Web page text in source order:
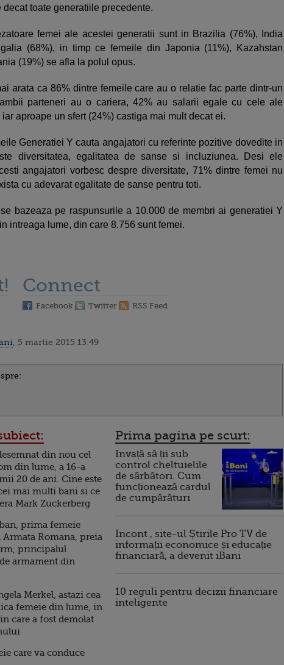
decat toate generatiile precedente.
femei ale acestei generatii sunt in Brazilia (76%), India
(68%), in timp ce femeile din Japonia (11%), Kazahstan
(19%) se afla la polul opus.
arata ca 86% dintre femeile care au o relatie fac parte dintr-un
parteneri au o cariera, 42% au salarii egale cu cele ale
aproape un sfert (24%) castiga mai mult decat ei.
Generatiei Y cauta angajatori cu referinte pozitive dovedite in
diversitatea, egalitatea de sanse si incluziunea. Desi ele
angajatori vorbesc despre diversitate, 71% dintre femei nu
cu adevarat egalitate de sanse pentru toti.
bazeaza pe raspunsurile a 10.000 de membri ai generatiei Y
intreaga lume, din care 8.756 sunt femei.
Connect
Facebook Twitter RSS Feed
, 5 martie 2015 13:49
din nou cel
din lume, a 16-a
20 de ani. Cine este
mai multi bani si ce
Mark Zuckerberg
prima femeie
Armata Romana, preia
principalul
armament din
Merkel, astazi cea
femeie din lume, in
care a fost demolat
care va conduce
Prima pagina pe scurt:
Invață să ții sub
control cheltuielile
de sărbători. Cum
funcționează cardul
de cumpărături
Incont , site-ul Știrile Pro TV de
informații economice și educație
financiară, a devenit iBani
10 reguli pentru decizii financiare
inteligente